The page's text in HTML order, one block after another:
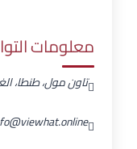
معلومات
تاون مول، طنطا،